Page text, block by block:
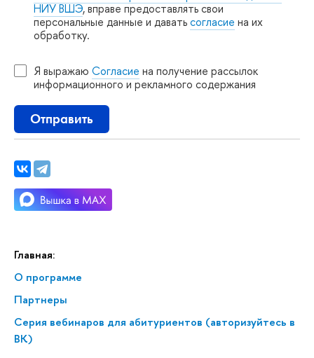
Главная:
О программе
Партнеры
Серия вебинаров для абитуриентов (авторизуйтесь
К)
НИУ ВШЭ, вправе предоставлять свои
персональные данные и даватьсогласие на их
обработку.
Я выражаю Согласие на получение рассылок
информационного и рекламного содержания
Отправить